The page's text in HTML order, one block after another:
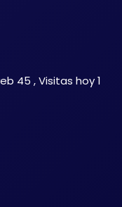
45 , Visitas hoy 1